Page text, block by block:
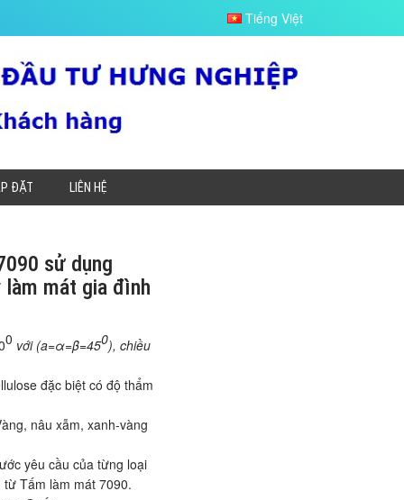
Tiếng Việt
ĐẶT LIÊN HỆ
sử dụng
mát gia đình
0 với (a=α=β=450­), chiều
đặc biệt có độ thẩm
nâu xẫm, xanh-vàng
yêu cầu của từng loại
Tấm làm mát 7090.